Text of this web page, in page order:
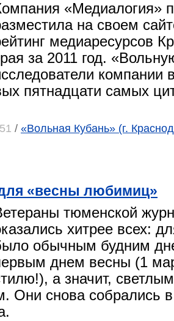
«Медиалогия»
на своем
медиаресурсов
за 2011 год.
компании
пятнадцати самых
/ «Вольная Кубань» (г.
«весны любимиц»
тюменской
хитрее всех:
обычным будним
днем весны (1
а значит,
Они снова собрались